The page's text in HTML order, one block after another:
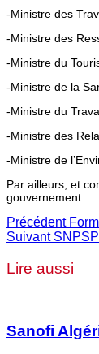
-Ministre des
-Ministre des
-Ministre du
-Ministre de la
-Ministre du
-Ministre des
-Ministre de
Par ailleurs, et
gouvernement
Précédent
Suivant
Lire aussi
Sanofi